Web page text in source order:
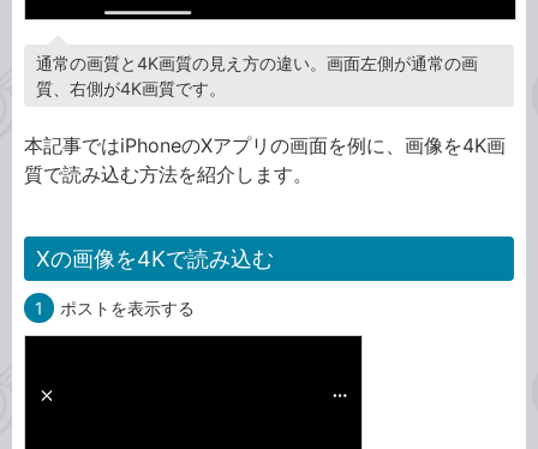
通常の画質と4K画質の見え方の違い。画面左側が通常の画
質、右側が4K画質です。
本記事ではiPhoneのXアプリの画面を例に、画像を4K画
質で読み込む方法を紹介します。
Xの画像を4Kで読み込む
1 ポストを表示する